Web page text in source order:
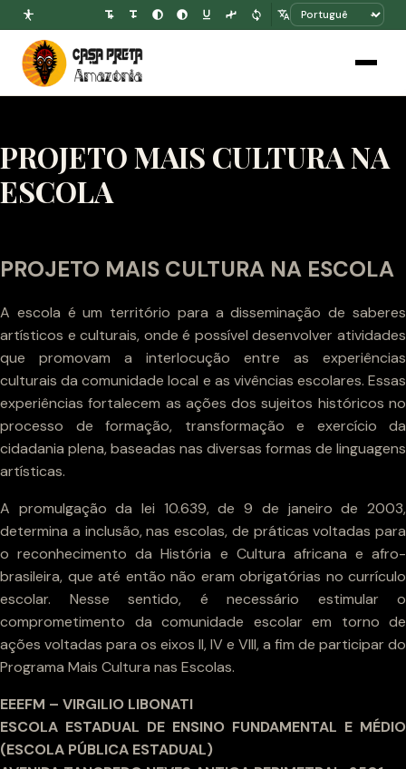
PROJETO MAIS CULTURA NA
ESCOLA
PROJETO MAIS CULTURA NA ESCOLA
A escola é um território para a disseminação de saberes
artísticos e culturais, onde é possível desenvolver atividades
que promovam a interlocução entre as experiências
culturais da comunidade local e as vivências escolares. Essas
experiências fortalecem as ações dos sujeitos históricos no
processo de formação, transformação e exercício da
cidadania plena, baseadas nas diversas formas de linguagens
artísticas.
A promulgação da lei 10.639, de 9 de janeiro de 2003,
determina a inclusão, nas escolas, de práticas voltadas para
o reconhecimento da História e Cultura africana e afro-
brasileira, que até então não eram obrigatórias no currículo
escolar. Nesse sentido, é necessário estimular o
comprometimento da comunidade escolar em torno de
ações voltadas para os eixos II, IV e VIII, a fim de participar do
Programa Mais Cultura nas Escolas.
EEEFM – VIRGILIO LIBONATI
ESCOLA ESTADUAL DE ENSINO FUNDAMENTAL E MÉDIO
(ESCOLA PÚBLICA ESTADUAL)